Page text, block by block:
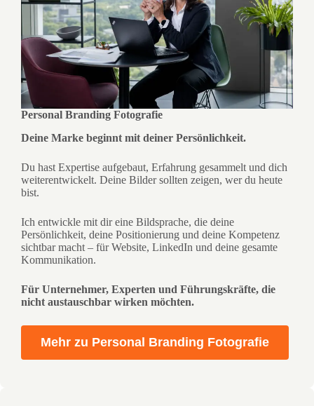
Personal Branding Fotografie
Deine Marke beginnt mit deiner Persönlichkeit.
Du hast Expertise aufgebaut, Erfahrung gesammelt und dich
weiterentwickelt. Deine Bilder sollten zeigen, wer du heute
bist.
Ich entwickle mit dir eine Bildsprache, die deine
Persönlichkeit, deine Positionierung und deine Kompetenz
sichtbar macht – für Website, LinkedIn und deine gesamte
Kommunikation.
Für Unternehmer, Experten und Führungskräfte, die
nicht austauschbar wirken möchten.
Mehr zu Personal Branding Fotografie